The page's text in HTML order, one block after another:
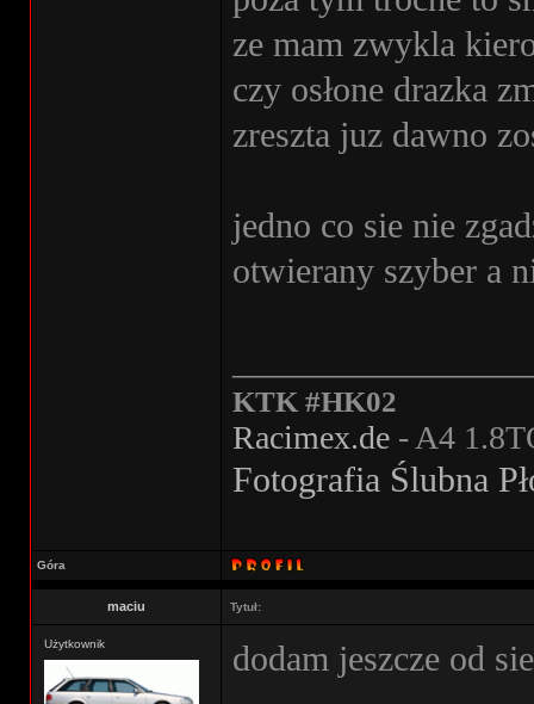
ze mam zwykla
czy osłone drazka
zreszta juz dawno
jedno co sie nie
otwierany szyber a
KTK #HK02
Racimex.de - A4
Fotografia Ślubna
Góra
maciu Tytuł:
Użytkownik dodam jeszcze od